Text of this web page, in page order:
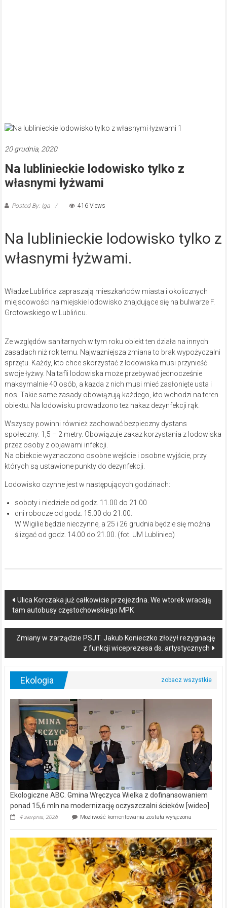
20 grudnia, 2020
Na lublinieckie lodowisko tylko z
własnymi łyżwami
Posted By: Iga 416 Views
Na lublinieckie lodowisko tylko z
własnymi łyżwami.
Władze Lublińca zapraszają mieszkańców miasta i okolicznych
miejscowości na miejskie lodowisko znajdujące się na bulwarze F.
Grotowskiego w Lublińcu.
Ze względów sanitarnych w tym roku obiekt ten działa na innych
zasadach niż rok temu. Najważniejsza zmiana to brak wypożyczalni
sprzętu. Każdy, kto chce skorzystać z lodowiska musi przynieść
swoje łyżwy. Na tafli lodowiska może przebywać jednocześnie
maksymalnie 40 osób, a każda z nich musi mieć zasłonięte usta i
nos. Takie same zasady obowiązują każdego, kto wchodzi na teren
obiektu. Na lodowisku prowadzono też nakaz dezynfekcji rąk.
Wszyscy powinni również zachować bezpieczny dystans
społeczny: 1,5 – 2 metry. Obowiązuje zakaz korzystania z lodowiska
przez osoby z objawami infekcji.
Na obiekcie wyznaczono osobne wejście i osobne wyjście, przy
których są ustawione punkty do dezynfekcji.
Lodowisko czynne jest w następujących godzinach:
soboty i niedziele od godz. 11.00 do 21.00
dni robocze od godz. 15.00 do 21.00.
W Wigilie będzie nieczynne, a 25 i 26 grudnia będzie się można
ślizgać od godz. 14.00 do 21.00. (fot. UM Lubliniec)
Post
navigation
Ulica Korczaka już całkowicie przejezdna. We wtorek wracają
tam autobusy częstochowskiego MPK
Zmiany w zarządzie PSJT. Jakub Konieczko złożył rezygnację
z funkcji wiceprezesa ds. artystycznych
Ekologia
Ekologiczne ABC. Gmina Wręczyca Wielka z dofinansowaniem
ponad 15,6 mln na modernizację oczyszczalni ścieków [wideo]
4 sierpnia, 2026 Możliwość komentowania Ekologiczne
Wręczyca
Wielka
z
dofinansowaniem
ponad
15,6
mln
na
modernizację
została wyłączona